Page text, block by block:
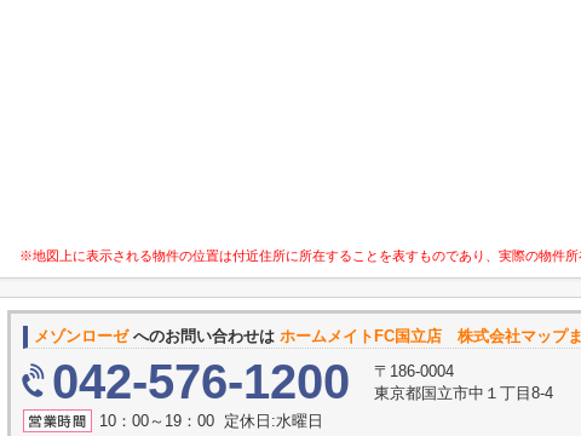
※地図上に表示される物件の位置は付近住所に所在することを表すものであり、実際の物件所
メゾンローゼへのお問い合わせは ホームメイトFC国立店 株式会社マップ
042-576-1200
〒186-0004
東京都国立市中１丁目8-4
10：00～19：00 定休日:水曜日